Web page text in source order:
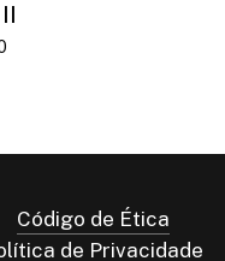
Código de Ética
de Privacidade